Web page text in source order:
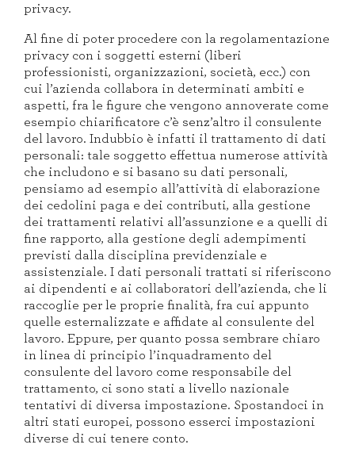
privacy.
Al fine di poter procedere con la regolamentazione
privacy con i soggetti esterni (liberi
professionisti, organizzazioni, società, ecc.) con
cui l’azienda collabora in determinati ambiti e
aspetti, fra le figure che vengono annoverate come
esempio chiarificatore c’è senz’altro il consulente
del lavoro. Indubbio è infatti il trattamento di dati
personali: tale soggetto effettua numerose attività
che includono e si basano su dati personali,
pensiamo ad esempio all’attività di elaborazione
dei cedolini paga e dei contributi, alla gestione
dei trattamenti relativi all’assunzione e a quelli di
fine rapporto, alla gestione degli adempimenti
previsti dalla disciplina previdenziale e
assistenziale. I dati personali trattati si riferiscono
ai dipendenti e ai collaboratori dell’azienda, che li
raccoglie per le proprie finalità, fra cui appunto
quelle esternalizzate e affidate al consulente del
lavoro. Eppure, per quanto possa sembrare chiaro
in linea di principio l’inquadramento del
consulente del lavoro come responsabile del
trattamento, ci sono stati a livello nazionale
tentativi di diversa impostazione. Spostandoci in
altri stati europei, possono esserci impostazioni
diverse di cui tenere conto.